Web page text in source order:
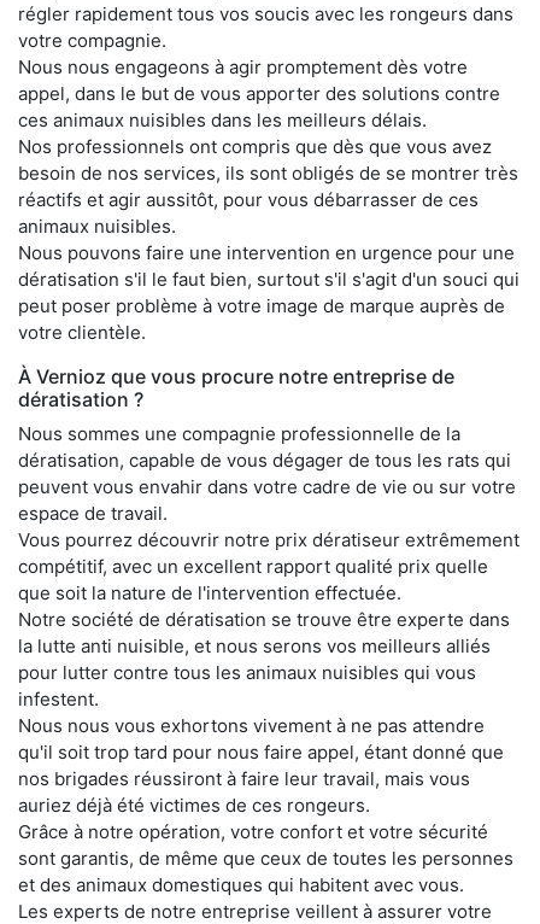
régler rapidement tous vos soucis avec les rongeurs dans
votre compagnie.
Nous nous engageons à agir promptement dès votre
appel, dans le but de vous apporter des solutions contre
ces animaux nuisibles dans les meilleurs délais.
Nos professionnels ont compris que dès que vous avez
besoin de nos services, ils sont obligés de se montrer très
réactifs et agir aussitôt, pour vous débarrasser de ces
animaux nuisibles.
Nous pouvons faire une intervention en urgence pour une
dératisation s'il le faut bien, surtout s'il s'agit d'un souci qui
peut poser problème à votre image de marque auprès de
votre clientèle.
À Vernioz que vous procure notre entreprise de
dératisation ?
Nous sommes une compagnie professionnelle de la
dératisation, capable de vous dégager de tous les rats qui
peuvent vous envahir dans votre cadre de vie ou sur votre
espace de travail.
Vous pourrez découvrir notre prix dératiseur extrêmement
compétitif, avec un excellent rapport qualité prix quelle
que soit la nature de l'intervention effectuée.
Notre société de dératisation se trouve être experte dans
la lutte anti nuisible, et nous serons vos meilleurs alliés
pour lutter contre tous les animaux nuisibles qui vous
infestent.
Nous nous vous exhortons vivement à ne pas attendre
qu'il soit trop tard pour nous faire appel, étant donné que
nos brigades réussiront à faire leur travail, mais vous
auriez déjà été victimes de ces rongeurs.
Grâce à notre opération, votre confort et votre sécurité
sont garantis, de même que ceux de toutes les personnes
et des animaux domestiques qui habitent avec vous.
Les experts de notre entreprise veillent à assurer votre